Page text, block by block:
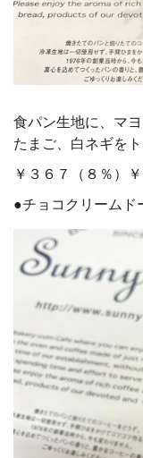
食パン生地に、マ
たまご、白ネギ
￥３６７（８％）
●チョコクリームド